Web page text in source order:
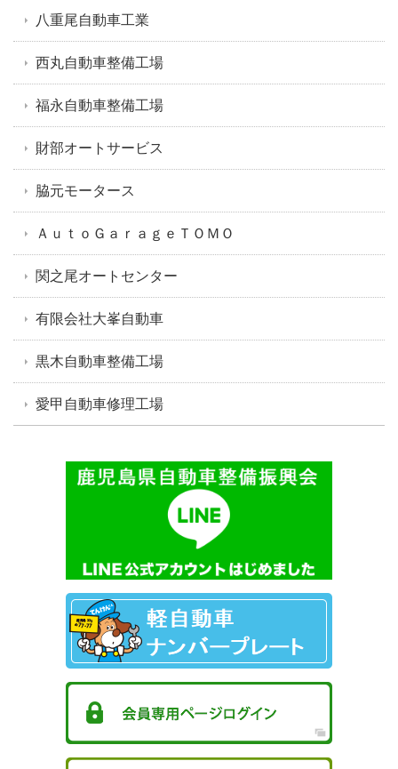
八重尾自動車工業
西丸自動車整備工場
福永自動車整備工場
財部オートサービス
脇元モータース
ＡｕｔｏＧａｒａｇｅＴＯＭＯ
関之尾オートセンター
有限会社大峯自動車
黒木自動車整備工場
愛甲自動車修理工場